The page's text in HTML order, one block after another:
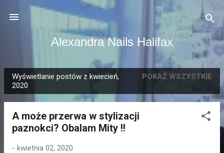
Przejdź do głównej zawartości
Alexandra Nails Halifax
o
Wyświetlanie postów z kwiecień,
2020
POKAŻ WSZYSTKIE
A może przerwa w stylizacji
paznokci? Obalam Mity !!
- kwietnia 02, 2020